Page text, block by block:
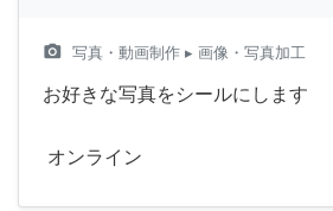
camera_alt 写真・動画制作 ▸ 画像・写真加工
お好きな写真をシールにします
オンライン